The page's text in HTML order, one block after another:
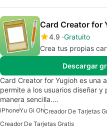
Card Creator for
4.9 Gratuito
Crea tus propias
Descargar
Card Creator for Yugioh es una
permite a los usuarios diseñar
manera sencilla.…
iPhoneYu Gi Oh
Creador De Tarjetas Gratis